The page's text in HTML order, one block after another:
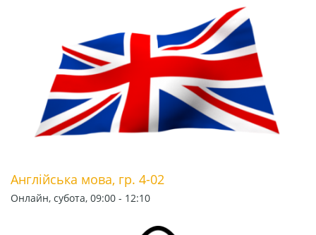
Англійська мова, гр. 4-02
Онлайн, субота, 09:00 - 12:10